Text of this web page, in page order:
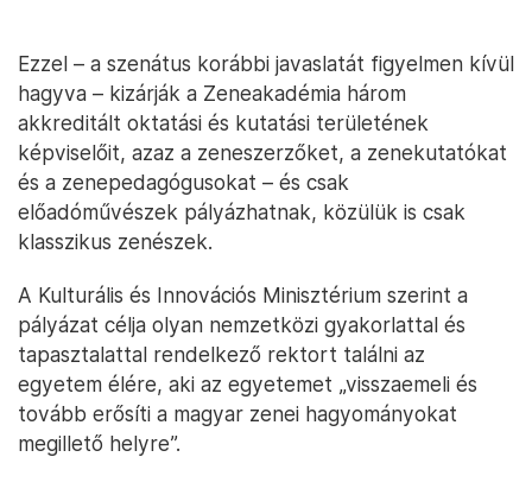
Ezzel – a szenátus korábbi javaslatát figyelmen kívül
hagyva – kizárják a Zeneakadémia három
akkreditált oktatási és kutatási területének
képviselőit, azaz a zeneszerzőket, a zenekutatókat
és a zenepedagógusokat – és csak
előadóművészek pályázhatnak, közülük is csak
klasszikus zenészek.
A Kulturális és Innovációs Minisztérium szerint a
pályázat célja olyan nemzetközi gyakorlattal és
tapasztalattal rendelkező rektort találni az
egyetem élére, aki az egyetemet „visszaemeli és
tovább erősíti a magyar zenei hagyományokat
megillető helyre”.